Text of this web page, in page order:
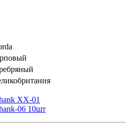
XX-01
06 10шт